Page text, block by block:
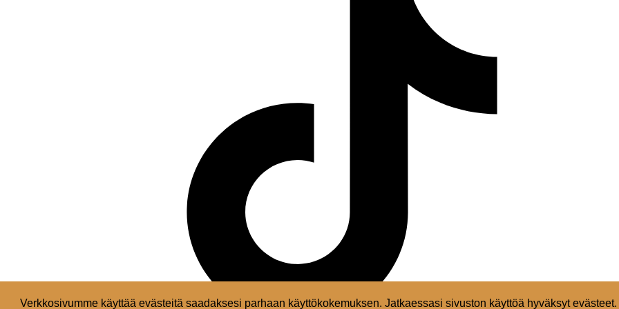
Verkkosivumme käyttää evästeitä saadaksesi parhaan käyttökokemuksen. Jatkaessasi sivuston käyttöä hyväksyt evästeet.